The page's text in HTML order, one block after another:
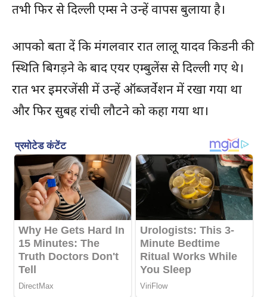
तभी फिर से दिल्ली एम्स ने उन्हें वापस बुलाया है।
आपको बता दें कि मंगलवार रात लालू यादव किडनी की
स्थिति बिगड़ने के बाद एयर एम्बुलेंस से दिल्ली गए थे।
रात भर इमरजेंसी में उन्हें ऑब्जर्वेशन में रखा गया था
और फिर सुबह रांची लौटने को कहा गया था।